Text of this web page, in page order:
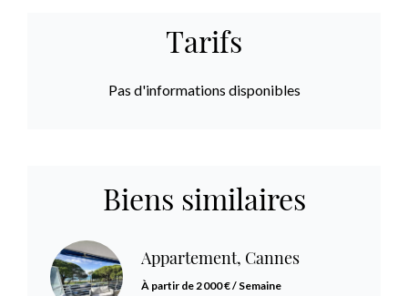
Tarifs
Pas d'informations disponibles
Biens similaires
Appartement, Cannes
À partir de 2 000 € / Semaine